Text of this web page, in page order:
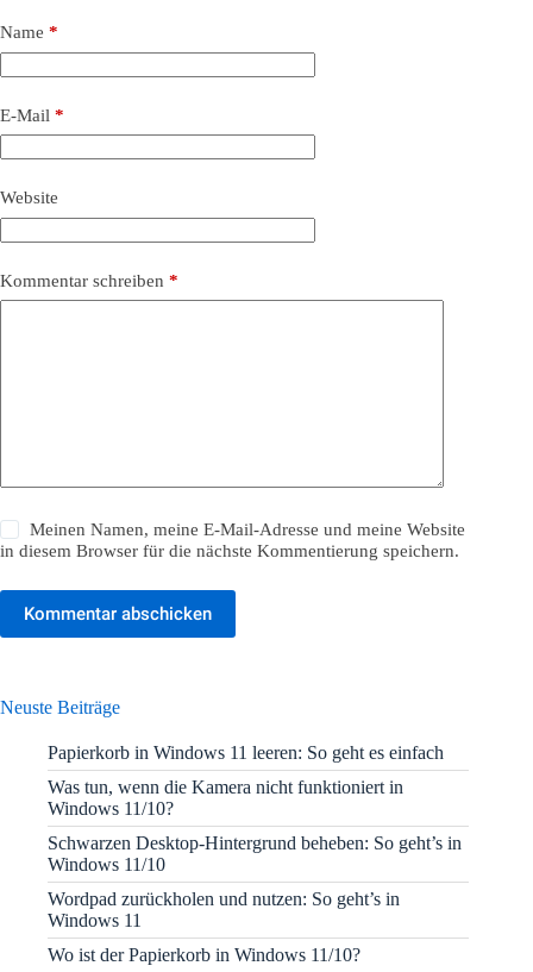
Name *
E-Mail *
Website
Kommentar schreiben *
Meinen Namen, meine E-Mail-Adresse und meine Website
in diesem Browser für die nächste Kommentierung speichern.
Kommentar abschicken
Neuste Beiträge
Papierkorb in Windows 11 leeren: So geht es einfach
Was tun, wenn die Kamera nicht funktioniert in
Windows 11/10?
Schwarzen Desktop-Hintergrund beheben: So geht’s in
Windows 11/10
Wordpad zurückholen und nutzen: So geht’s in
Windows 11
Wo ist der Papierkorb in Windows 11/10?